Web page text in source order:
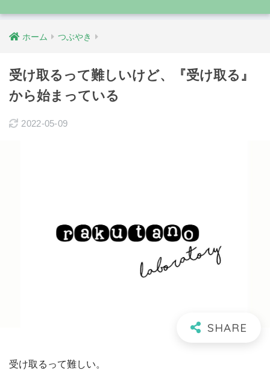
ホーム つぶやき
受け取るって難しいけど、『受け取る』
から始まっている
2022-05-09
受け取るって難しい。